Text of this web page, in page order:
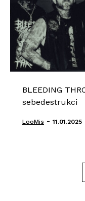
BLEEDING
sebedestrukci
LooMis - 11.01.2025